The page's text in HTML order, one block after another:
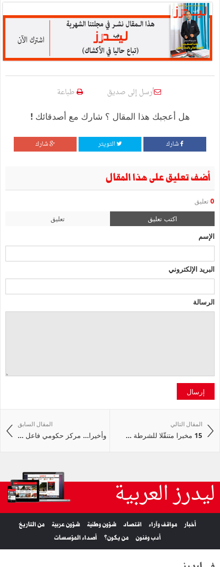
أرسل إلى صديق طباعة
هل أعجبك هذا المقال ؟ شارك مع أصدقائك !
شارك التويتر شارك
أضف تعليق على هذا المقال
0 تعليق
اكتب تعليق تعليق
الإسم
البريد الإلكتروني
الرسالة
إرسال
المقال السابق
وأخيرا... مركز حكومي فاعل ...
المقال التالي
15 مخبرا متنقّلا للشرطة ...
ليدرز العربية
أخبار مواقف وآراء اقتصاد شؤون وطنية شؤون عربية
من التاريخ
أدب وفنون
من يكون؟ أصداء المؤسسات